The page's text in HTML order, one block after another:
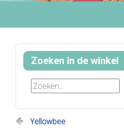
Zoeken in de winkel
Yellowbee